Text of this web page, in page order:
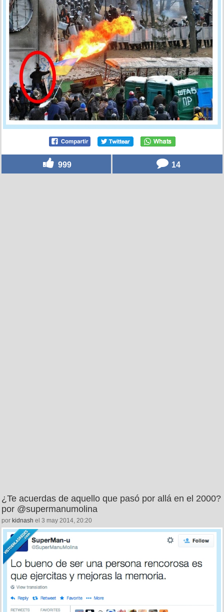
999 14
¿Te acuerdas de aquello que pasó por allá en el 2000?
por @supermanumolina
por kidnash el 3 may 2014, 20:20